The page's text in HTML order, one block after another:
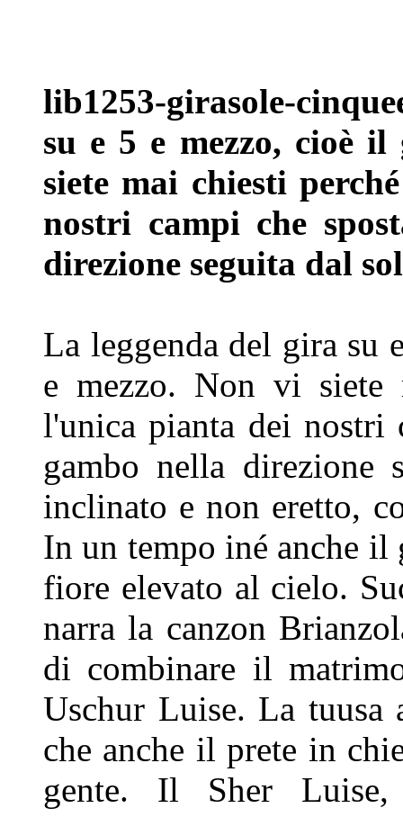
lib1253-girasole-
su e 5 e mezzo, cioè
siete mai chiesti
nostri campi che
direzione seguita dal
La leggenda del gira su
e mezzo. Non vi siete
l'unica pianta dei nostri
gambo nella direzione
inclinato e non eretto,
In un tempo iné anche il
fiore elevato al cielo.
narra la canzon
di combinare il
Uschur Luise. La
che anche il prete in
gente. Il Sher